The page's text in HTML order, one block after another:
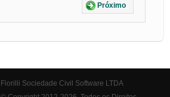
Próximo
Fiorilli Sociedade Civil Software LTDA